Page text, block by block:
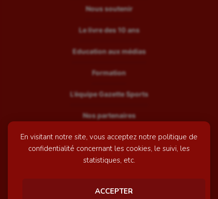
En visitant notre site, vous acceptez notre politique de
confidentialité concernant les cookies, le suivi, les
statistiques, etc.
ACCEPTER
Nous soutenir
Le livre des 10 ans
Education aux médias
Formation
L’équipe Gazette Sports
Nos partenaires
Recrutement
Mentions légales